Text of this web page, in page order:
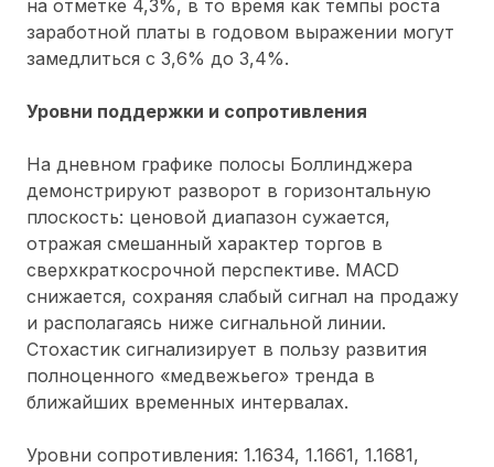
на отметке 4,3%, в то время как темпы роста
заработной платы в годовом выражении могут
замедлиться с 3,6% до 3,4%.
Уровни поддержки и сопротивления
На дневном графике полосы Боллинджера
демонстрируют разворот в горизонтальную
плоскость: ценовой диапазон сужается,
отражая смешанный характер торгов в
сверхкраткосрочной перспективе. MACD
снижается, сохраняя слабый сигнал на продажу
и располагаясь ниже сигнальной линии.
Стохастик сигнализирует в пользу развития
полноценного «медвежьего» тренда в
ближайших временных интервалах.
Уровни сопротивления: 1.1634, 1.1661, 1.1681,